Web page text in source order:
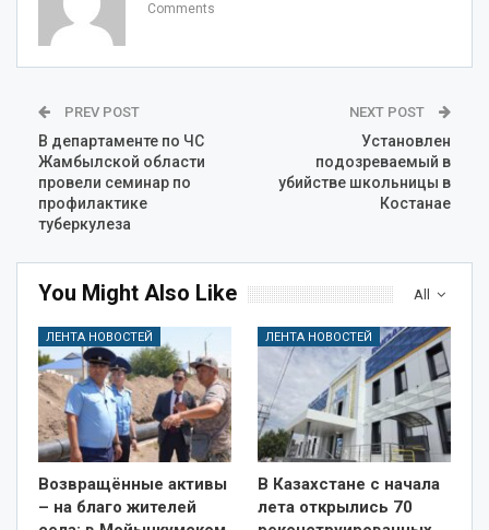
Comments
PREV POST
В департаменте по ЧС
Жамбылской области
провели семинар по
профилактике
туберкулеза
NEXT POST
Установлен
подозреваемый в
убийстве школьницы в
Костанае
All
You Might Also Like
ЛЕНТА НОВОСТЕЙ
Возвращённые активы
– на благо жителей
ЛЕНТА НОВОСТЕЙ
В Казахстане с начала
лета открылись 70